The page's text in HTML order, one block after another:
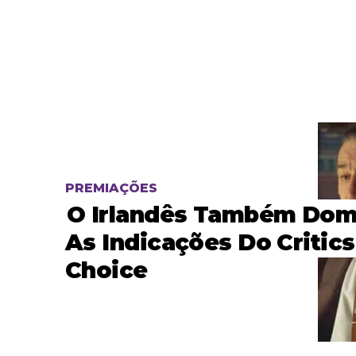
PREMIAÇÕES
O Irlandês Também
As Indicações Do Critics
Choice